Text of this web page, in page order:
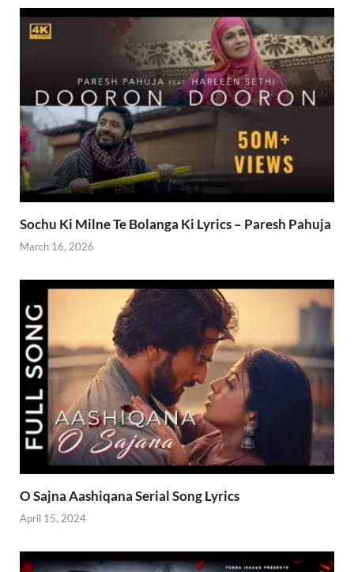
Sochu Ki Milne Te Bolanga Ki Lyrics – Paresh Pahuja
March 16, 2026
O Sajna Aashiqana Serial Song Lyrics
April 15, 2024